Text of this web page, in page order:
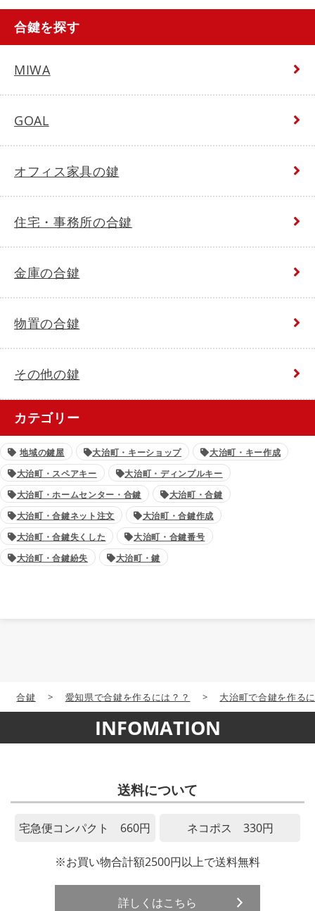
合鍵を探す
MIWA
GOAL
オフィス家具の鍵
住宅・事務所の合鍵
金庫の合鍵
物置の合鍵
その他の鍵
カテゴリー
地域の鍵屋 大治町・キーショップ
大治町・キー作成
大治町・スペアキー
大治町・ディンプルキー
大治町・ホームセンター・合鍵
大治町・合鍵
大治町・合鍵ネット注文
大治町・合鍵作成
大治町・合鍵失くした
大治町・合鍵番号
大治町・合鍵紛失
大治町・鍵
合鍵 > 愛知県で合鍵を作るには？？ > 大治町で合鍵を作る
INFOMATION
送料について
宅急便コンパクト 660円 ネコポス 330円
※お買い物合計額2500円以上で送料無料
詳しくはこちら